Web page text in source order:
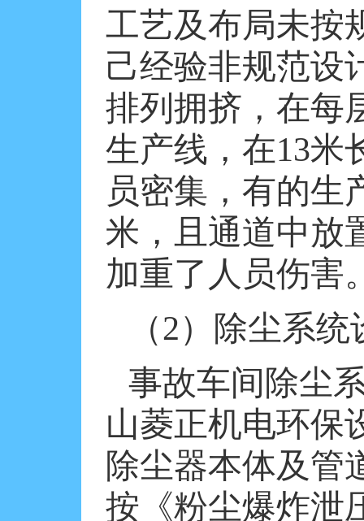
工艺及布局未按
己经验非规范设
排列拥挤，在每
生产线，在13米
员密集，有的生
米 ，且通道中
加重了人员伤害
（2）除尘系
事故车间除尘
山菱正机电环保
除尘器本体及管
按《粉尘爆炸泄